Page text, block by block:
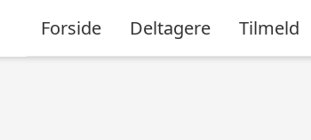
Forside Deltagere Tilmeld